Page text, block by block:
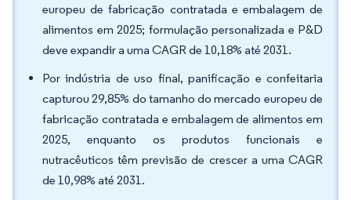
europeu de fabricação contratada e embalagem de
alimentos em 2025; formulação personalizada e P&D
deve expandir a uma CAGR de 10,18% até 2031.
Por indústria de uso final, panificação e confeitaria
capturou 29,85% do tamanho do mercado europeu de
fabricação contratada e embalagem de alimentos em
2025, enquanto os produtos funcionais e
nutracêuticos têm previsão de crescer a uma CAGR
de 10,98% até 2031.